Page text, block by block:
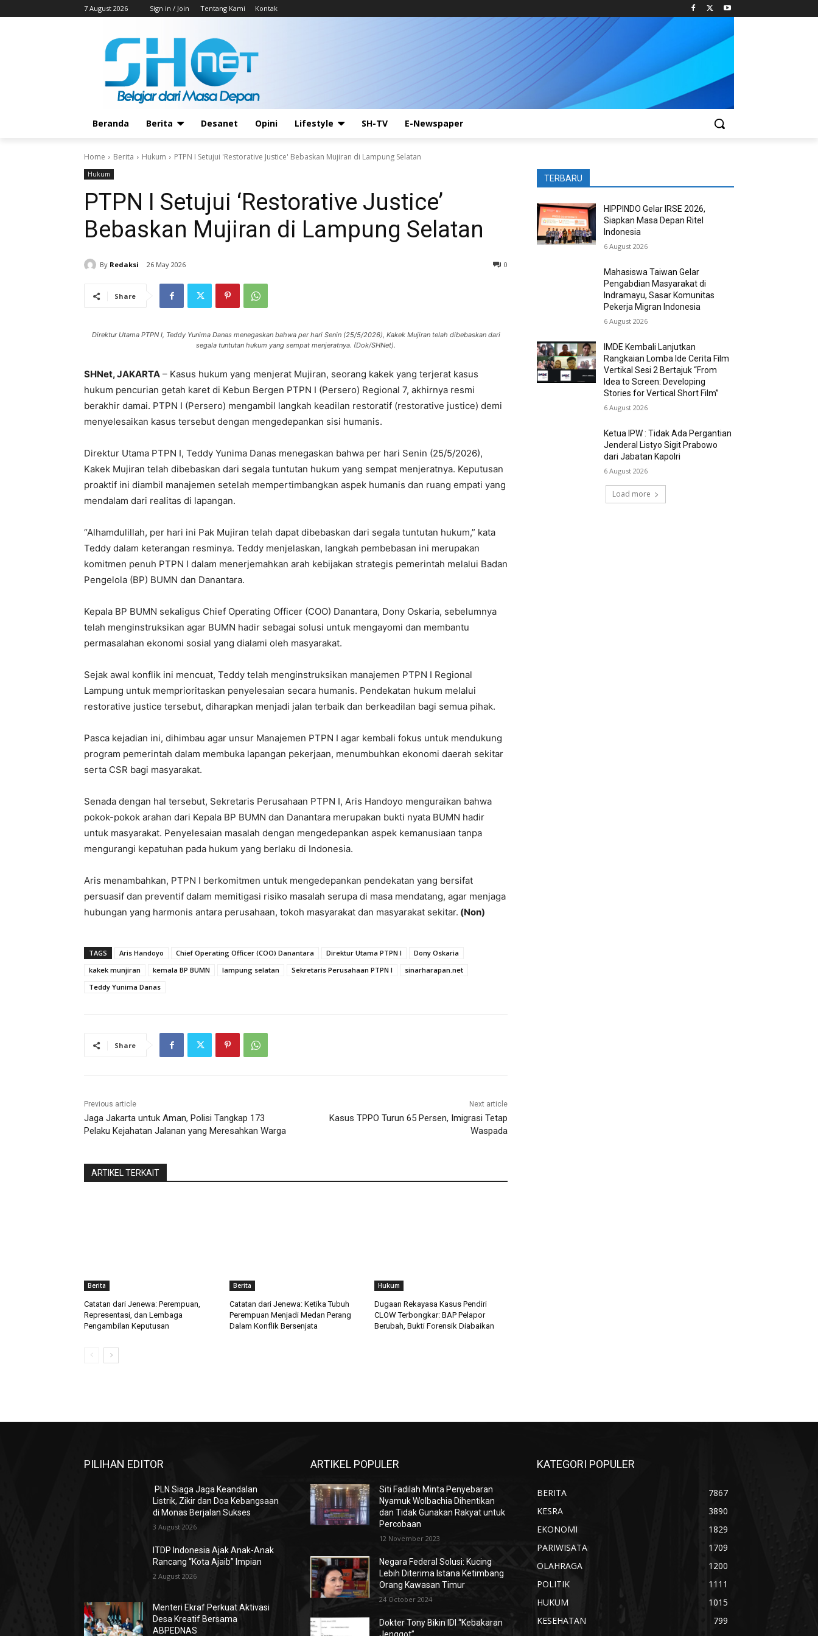
7 August 2026 Sign in / Join Tentang Kami Kontak
Beranda Berita Desanet Opini Lifestyle SH-TV E-Newspaper
Home Berita Hukum PTPN I Setujui 'Restorative Justice' Bebaskan Mujiran di Lampung Selatan
Hukum
PTPN I Setujui ‘Restorative Justice’
Bebaskan Mujiran di Lampung Selatan
By Redaksi 26 May 2026 0
Share
Direktur Utama PTPN I, Teddy Yunima Danas menegaskan bahwa per hari Senin (25/5/2026), Kakek Mujiran telah dibebaskan dari
segala tuntutan hukum yang sempat menjeratnya. (Dok/SHNet).
SHNet, JAKARTA – Kasus hukum yang menjerat Mujiran, seorang kakek yang terjerat kasus
hukum pencurian getah karet di Kebun Bergen PTPN I (Persero) Regional 7, akhirnya resmi
berakhir damai. PTPN I (Persero) mengambil langkah keadilan restoratif (restorative justice) demi
menyelesaikan kasus tersebut dengan mengedepankan sisi humanis.
Direktur Utama PTPN I, Teddy Yunima Danas menegaskan bahwa per hari Senin (25/5/2026),
Kakek Mujiran telah dibebaskan dari segala tuntutan hukum yang sempat menjeratnya. Keputusan
proaktif ini diambil manajemen setelah mempertimbangkan aspek humanis dan ruang empati yang
mendalam dari realitas di lapangan.
“Alhamdulillah, per hari ini Pak Mujiran telah dapat dibebaskan dari segala tuntutan hukum,” kata
Teddy dalam keterangan resminya. Teddy menjelaskan, langkah pembebasan ini merupakan
komitmen penuh PTPN I dalam menerjemahkan arah kebijakan strategis pemerintah melalui Badan
Pengelola (BP) BUMN dan Danantara.
Kepala BP BUMN sekaligus Chief Operating Officer (COO) Danantara, Dony Oskaria, sebelumnya
telah menginstruksikan agar BUMN hadir sebagai solusi untuk mengayomi dan membantu
permasalahan ekonomi sosial yang dialami oleh masyarakat.
Sejak awal konflik ini mencuat, Teddy telah menginstruksikan manajemen PTPN I Regional
Lampung untuk memprioritaskan penyelesaian secara humanis. Pendekatan hukum melalui
restorative justice tersebut, diharapkan menjadi jalan terbaik dan berkeadilan bagi semua pihak.
Pasca kejadian ini, dihimbau agar unsur Manajemen PTPN I agar kembali fokus untuk mendukung
program pemerintah dalam membuka lapangan pekerjaan, menumbuhkan ekonomi daerah sekitar
serta CSR bagi masyarakat.
Senada dengan hal tersebut, Sekretaris Perusahaan PTPN I, Aris Handoyo menguraikan bahwa
pokok-pokok arahan dari Kepala BP BUMN dan Danantara merupakan bukti nyata BUMN hadir
untuk masyarakat. Penyelesaian masalah dengan mengedepankan aspek kemanusiaan tanpa
mengurangi kepatuhan pada hukum yang berlaku di Indonesia.
Aris menambahkan, PTPN I berkomitmen untuk mengedepankan pendekatan yang bersifat
persuasif dan preventif dalam memitigasi risiko masalah serupa di masa mendatang, agar menjaga
hubungan yang harmonis antara perusahaan, tokoh masyarakat dan masyarakat sekitar. (Non)
TAGS Aris Handoyo Chief Operating Officer (COO) Danantara Direktur Utama PTPN I
Dony Oskaria
kakek munjiran
kemala BP BUMN lampung selatan Sekretaris Perusahaan PTPN I
sinarharapan.net
Teddy Yunima Danas
Share
Previous article
Jaga Jakarta untuk Aman, Polisi Tangkap 173
Pelaku Kejahatan Jalanan yang Meresahkan Warga
Next article
Kasus TPPO Turun 65 Persen, Imigrasi Tetap
Waspada
ARTIKEL TERKAIT
Berita
Catatan dari Jenewa: Perempuan,
Representasi, dan Lembaga
Pengambilan Keputusan
Berita
Catatan dari Jenewa: Ketika Tubuh
Perempuan Menjadi Medan Perang
Dalam Konflik Bersenjata
Hukum
Dugaan Rekayasa Kasus Pendiri
CLOW Terbongkar: BAP Pelapor
Berubah, Bukti Forensik Diabaikan
TERBARU
HIPPINDO Gelar IRSE 2026,
Siapkan Masa Depan Ritel
Indonesia
6 August 2026
Mahasiswa Taiwan Gelar
Pengabdian Masyarakat di
Indramayu, Sasar Komunitas
Pekerja Migran Indonesia
6 August 2026
IMDE Kembali Lanjutkan
Rangkaian Lomba Ide Cerita Film
Vertikal Sesi 2 Bertajuk “From
Idea to Screen: Developing
Stories for Vertical Short Film”
6 August 2026
Ketua IPW : Tidak Ada Pergantian
Jenderal Listyo Sigit Prabowo
dari Jabatan Kapolri
6 August 2026
Load more
PILIHAN EDITOR
PLN Siaga Jaga Keandalan
Listrik, Zikir dan Doa Kebangsaan
di Monas Berjalan Sukses
3 August 2026
ITDP Indonesia Ajak Anak-Anak
Rancang “Kota Ajaib” Impian
2 August 2026
Menteri Ekraf Perkuat Aktivasi
Desa Kreatif Bersama
ABPEDNAS
ARTIKEL POPULER
Siti Fadilah Minta Penyebaran
Nyamuk Wolbachia Dihentikan
dan Tidak Gunakan Rakyat untuk
Percobaan
12 November 2023
Negara Federal Solusi: Kucing
Lebih Diterima Istana Ketimbang
Orang Kawasan Timur
24 October 2024
Dokter Tony Bikin IDI “Kebakaran
KATEGORI POPULER
BERITA
7867
KESRA
3890
EKONOMI
1829
PARIWISATA
1709
OLAHRAGA
1200
POLITIK
1111
HUKUM
1015
KESEHATAN
799